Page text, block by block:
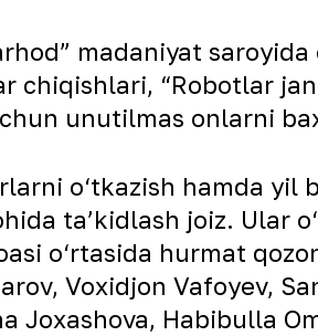
madaniyat
chiqishlari, “Robotlar
unutilmas onlarni
o‘tkazish hamda
taʼkidlash joiz. Ular
o‘rtasida hurmat
Voxidjon Vafoyev,
Joxashova, Habibulla